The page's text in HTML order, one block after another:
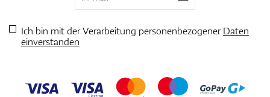
Ich bin mit der Verarbeitung personenbezogenerDaten
einverstanden